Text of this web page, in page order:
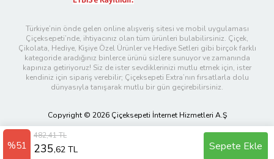
%51
482,41 TL
235,62 TL Sepete Ekle
Türkiye’nin önde gelen online alışveriş sitesi ve mobil uygulaması
Çiçeksepeti’nde, ihtiyacınız olan tüm ürünleri bulabilirsiniz. Çiçek,
Çikolata, Hediye, Kişiye Özel Ürünler ve Hediye Setleri gibi birçok farklı
kategoride aradığınız binlerce ürünü sizlere sunuyor ve zamanında
kapınıza getiriyoruz! Siz de ister sevdiklerinizi mutlu etmek için, ister
kendiniz için sipariş verebilir; Çiçeksepeti Extra’nın fırsatlarla dolu
dünyasıyla tanışarak mutlu bir gün geçirebilirsiniz.
Copyright © 2026 Çiçeksepeti İnternet Hizmetleri A.Ş